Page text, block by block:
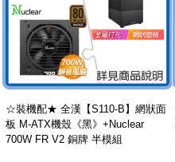
☆裝機配★ 全漢【S110-B】網狀面
板 M-ATX機殼《黑》+Nuclear
700W FR V2 銅牌 半模組